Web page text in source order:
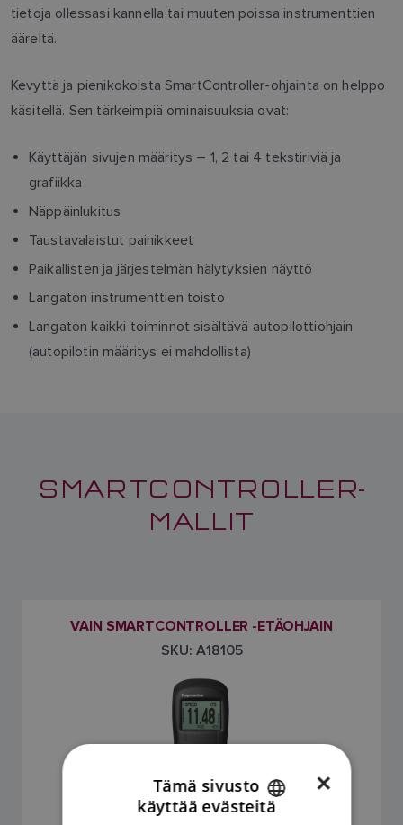
tietoja ollessasi kannella tai muuten poissa instrumenttien
ääreltä.
Kevyttä ja pienikokoista SmartController-ohjainta on helppo
käsitellä. Sen tärkeimpiä ominaisuuksia ovat:
Käyttäjän sivujen määritys – 1, 2 tai 4 tekstiriviä ja
grafiikka
Näppäinlukitus
Taustavalaistut painikkeet
Paikallisten ja järjestelmän hälytyksien näyttö
Langaton instrumenttien toisto
Langaton kaikki toiminnot sisältävä autopilottiohjain
(autopilotin määritys ei mahdollista)
SMARTCONTROLLER-
MALLIT
VAIN SMARTCONTROLLER -ETÄOHJAIN
SKU: A18105
ENGLISH
×
Tämä sivusto
käyttää evästeitä